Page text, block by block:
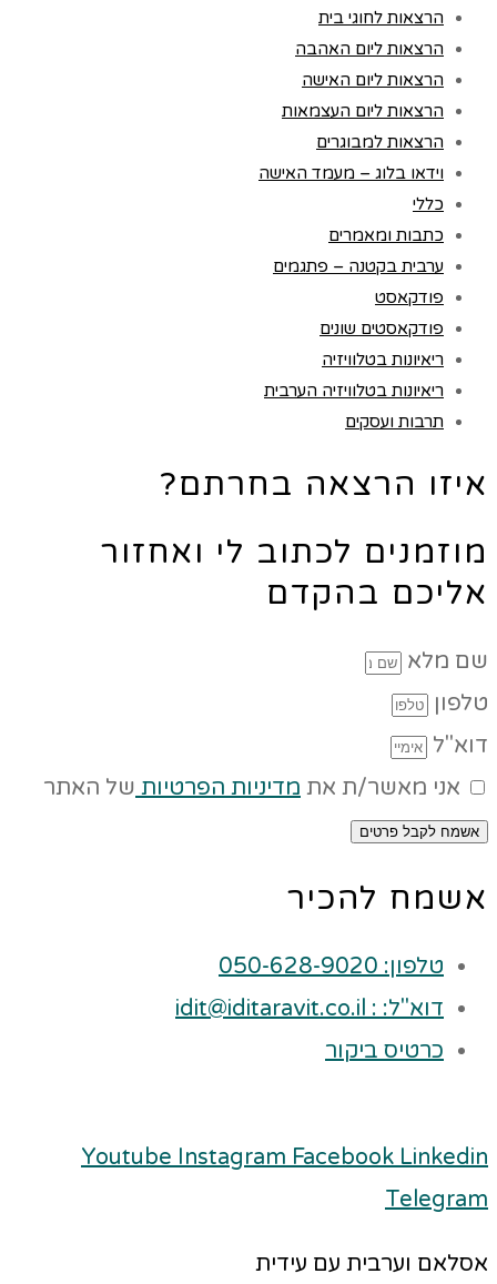
הרצאות לחוגי בית
הרצאות ליום האהבה
הרצאות ליום האישה
הרצאות ליום העצמאות
הרצאות למבוגרים
וידאו בלוג – מעמד האישה
כללי
כתבות ומאמרים
ערבית בקטנה – פתגמים
פודקאסט
פודקאסטים שונים
ריאיונות בטלוויזיה
ריאיונות בטלוויזיה הערבית
תרבות ועסקים
איזו הרצאה בחרתם?
מוזמנים לכתוב לי ואחזור
אליכם בהקדם
שם מלא
טלפון
דוא"ל
אני מאשר/ת את מדיניות הפרטיות של האתר
אשמח לקבל פרטים
אשמח להכיר
טלפון: 050-628-9020
דוא"ל: : idit@iditaravit.co.il
כרטיס ביקור
Youtube Instagram Facebook Linkedin
Telegram
אסלאם וערבית עם עידית